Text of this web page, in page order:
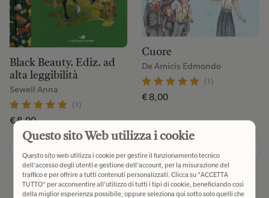
Black Beauty. Ediz. ad
alta leggibilità
Sewell Anna
(1)
€ 8,90
Cuore
De Amicis Edmondo
(1)
€ 8,00
Questo sito Web utilizza i cookie
Questo sito web utilizza i cookie per gestire il funzionamento tecnico
dell'accesso degli utenti e gestione dell'account, per la misurazione del
traffico e per offrire a tutti contenuti personalizzati. Clicca su "ACCETTA
TUTTO" per acconsentire all'utilizzo di tutti i tipi di cookie, beneficiando così
della miglior esperienza possibile, oppure seleziona qui sotto solo quelli che